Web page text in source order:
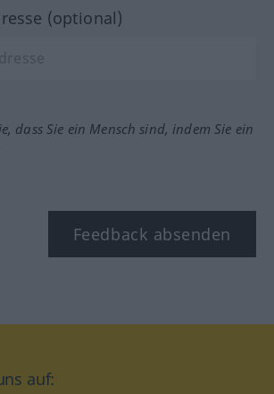
(optional)
dass Sie ein Mensch sind, indem Sie ein
Feedback absenden
auf: